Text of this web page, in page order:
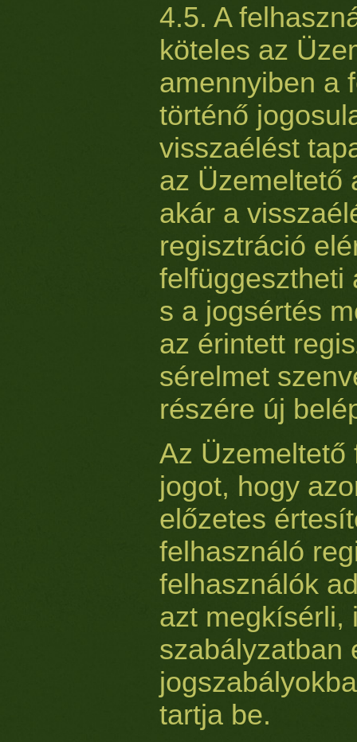
4.5. A
köteles az
amennyiben a
történő
visszaélést
az Üzemeltető
akár a
regisztráció
felfüggesztheti
s a jogsértés
az érintett
sérelmet
részére új
Az Üzemeltető
jogot, hogy
előzetes
felhasználó
felhasználók
azt megkísérli,
szabályzatban
tartja be.